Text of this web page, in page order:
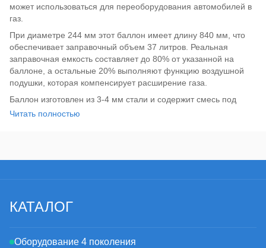
может использоваться для переоборудования автомобилей в
газ.
При диаметре 244 мм этот баллон имеет длину 840 мм, что
обеспечивает заправочный объем 37 литров. Реальная
заправочная емкость составляет до 80% от указанной на
баллоне, а остальные 20% выполняют функцию воздушной
подушки, которая компенсирует расширение газа.
Баллон изготовлен из 3-4 мм стали и содержит смесь под
давлением до 16 атмосфер (проверочное до 30 атмосфер).
составляет 10 лет.
Читать полностью
КАТАЛОГ
Оборудование 4 поколения